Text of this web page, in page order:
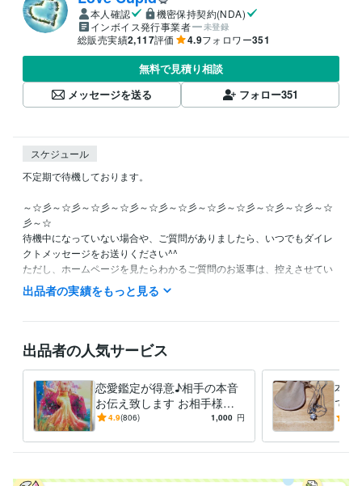
本人確認
機密保持契約(NDA)
インボイス発行事業者
未登録
総販売実績2,117評価 4.9フォロワー351
無料で見積り相談
メッセージを送る
フォロー351
スケジュール
不定期で待機しております。
～☆彡～☆彡～☆彡～☆彡～☆彡～☆彡～☆彡～☆彡～☆彡～☆彡～☆
彡～☆
待機中になっていない場合や、ご質問がありましたら、いつでもダイレ
クトメッセージをお送りください^^
ただし、ホームページを見たらわかるご質問のお返事は、控えさせてい
ただきます。
経験職種
ライフスタイル・その他 / 占い師 経験年数 : 14年
得意分野
占い 霊感霊視
恋愛全般 結婚 復縁
占い 霊感タロット
占い 恋愛全般 夫婦 子育て 同性愛 結婚 ペットの気持ち 復縁
出品者の実績をもっと見る
出品者の人気サービス
恋愛鑑定が得意♪相手の本音
お伝え致します お相手様の
お気持ちを代わりにお伝えい
4.9(806) 1,000 円
本格
でき
め、